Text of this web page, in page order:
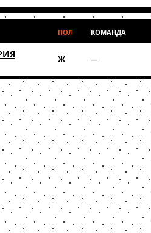
ПОЛ КОМАНДА
Ж —